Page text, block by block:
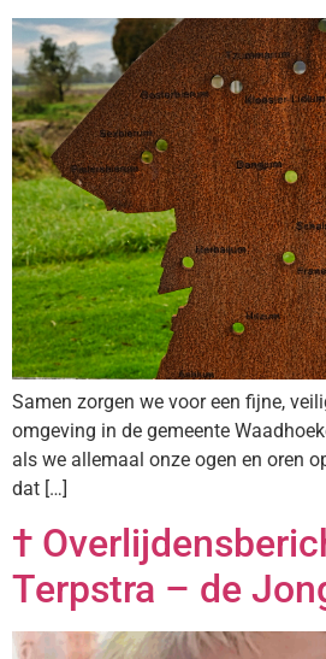
Samen zorgen we voor een fijne,
omgeving in de gemeente
als we allemaal onze ogen en oren
dat […]
†
Terpstra – de